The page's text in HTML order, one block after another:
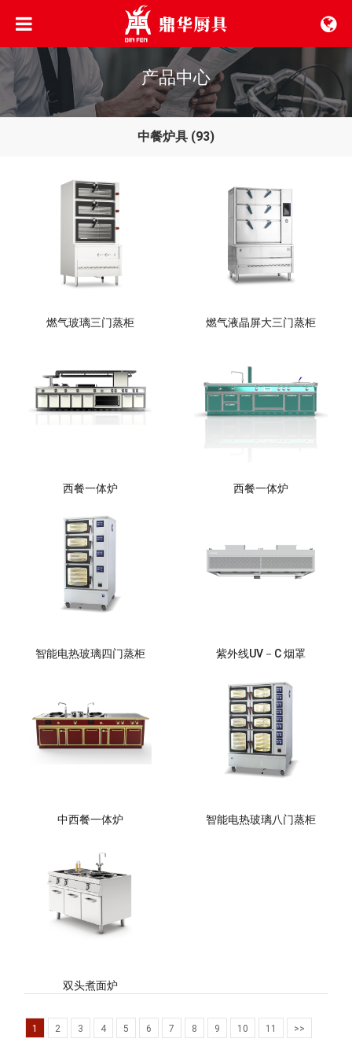
产品中心
中餐炉具 (93)
燃气玻璃三门蒸柜 燃气液晶屏大三门蒸柜
西餐一体炉 西餐一体炉
智能电热玻璃四门蒸柜 紫外线UV－C 烟罩
中西餐一体炉 智能电热玻璃八门蒸柜
双头煮面炉
1 2 3 4 5 6 7 8 9 10 11 >>